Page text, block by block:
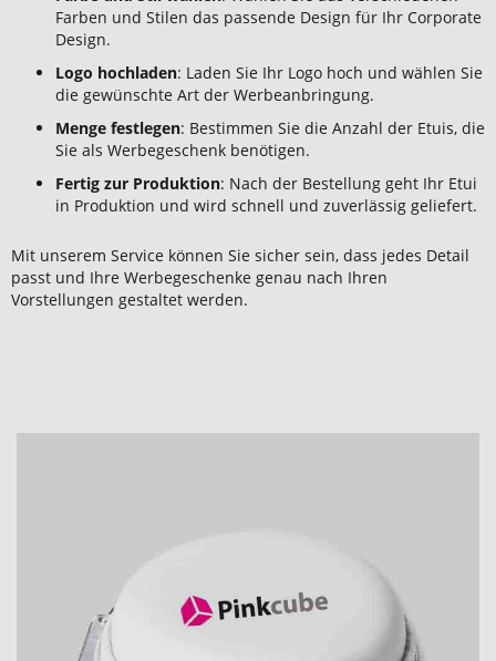
Farben und Stilen das passende Design für Ihr Corporate
Design.
Logo hochladen: Laden Sie Ihr Logo hoch und wählen Sie
die gewünschte Art der Werbeanbringung.
Menge festlegen: Bestimmen Sie die Anzahl der Etuis, die
Sie als Werbegeschenk benötigen.
Fertig zur Produktion: Nach der Bestellung geht Ihr Etui
in Produktion und wird schnell und zuverlässig geliefert.
Mit unserem Service können Sie sicher sein, dass jedes Detail
passt und Ihre Werbegeschenke genau nach Ihren
Vorstellungen gestaltet werden.